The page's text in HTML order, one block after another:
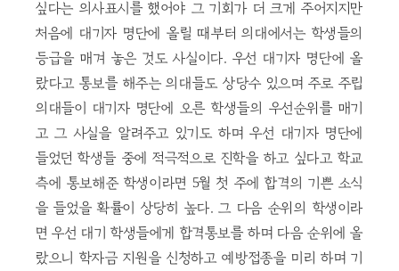
싶다는 의사표시를 했어야 그 기회가 더 크게 주어지지만
처음에 대기자 명단에 올릴 때부터 의대에서는 학생들의
등급을 매겨 놓은 것도 사실이다. 우선 대기자 명단에 올
랐다고 통보를 해주는 의대들도 상당수 있으며 주로 주립
의대들이 대기자 명단에 오른 학생들의 우선순위를 매기
고 그 사실을 알려주고 있기도 하며 우선 대기자 명단에
들었던 학생들 중에 적극적으로 진학을 하고 싶다고 학교
측에 통보해준 학생이라면 5월 첫 주에 합격의 기쁜 소식
을 들었을 확률이 상당히 높다. 그 다음 순위의 학생이라
면 우선 대기 학생들에게 합격통보를 하며 다음 순위에 올
랐으니 학자금 지원을 신청하고 예방접종을 미리 하며 기